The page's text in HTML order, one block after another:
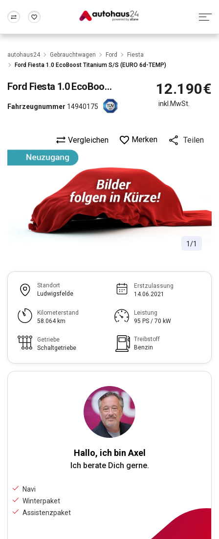
Zum Antrag
Wir bewerten dein Auto
Alle Fragen & Antworten
Rund um die Inzahlungnahme
Frankfurt Wuppertal
autohaus24 Gebrauchtwagen Ford
Fiesta
Ford Fiesta 1.0 EcoBoost Titanium S/S (EURO 6d-TEMP)
Ford Fiesta 1.0 EcoBoost Titanium S/S (EURO 6d-TEMP)
Fahrzeugnummer 14940175
Vergleichen Merken Teilen
12.190€
inkl.MwSt.
1 /1
Hallo, ich bin Axel
Ich berate Dich gerne.
Navi
Winterpaket
Assistenzpaket
Standort
Ludwigsfelde
Erstzulassung
14.06.2021
Kilometerstand
58.064 km
Leistung
95 PS / 70 kW
Getriebe
Schaltgetriebe
Treibstoff
Benzin